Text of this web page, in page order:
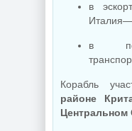
в
в
Корабль
районе